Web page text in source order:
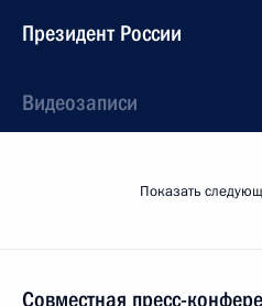
Президент России
Видеозаписи
Показать
Совместная пресс-